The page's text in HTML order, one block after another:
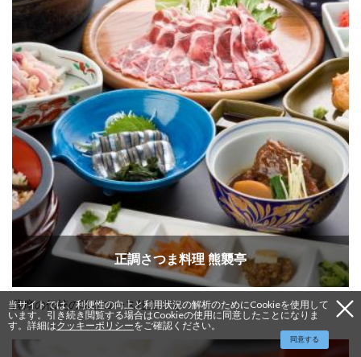
正調さつま料理 熊襲亭
薩摩の伝統の味をコース仕立てで
当サイトでは、利便性の向上と利用状況の解析のためにCookieを使用して
います。引き続き閲覧する場合はCookieの使用に同意したことになりま
す。詳細はクッキーポリシーをご確認ください。
同意する